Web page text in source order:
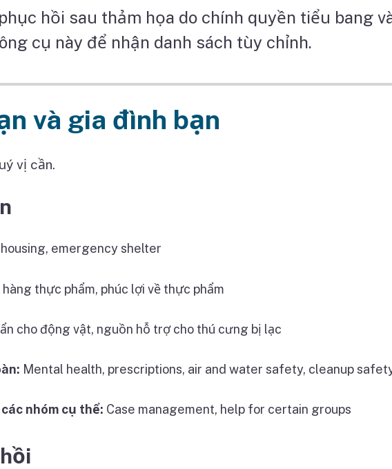
hồi sau thảm họa do chính quyền tiểu bang
cụ này để nhận danh sách tùy chỉnh.
và gia đình bạn
vị cần.
emergency shelter
hàng thực phẩm, phúc lợi về thực phẩm
cho động vật, nguồn hỗ trợ cho thú cưng bị lạc
Mental health, prescriptions, air and water safety, cleanup
nhóm cụ thể: Case management, help for certain groups